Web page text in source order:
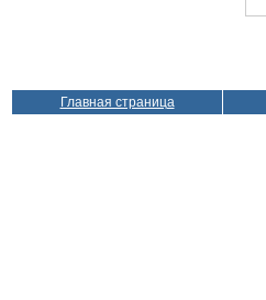
Главная страница